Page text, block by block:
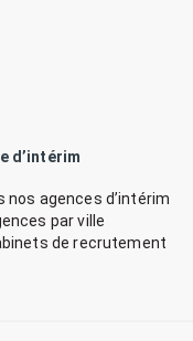
d’intérim
nos agences d’intérim
par ville
de recrutement